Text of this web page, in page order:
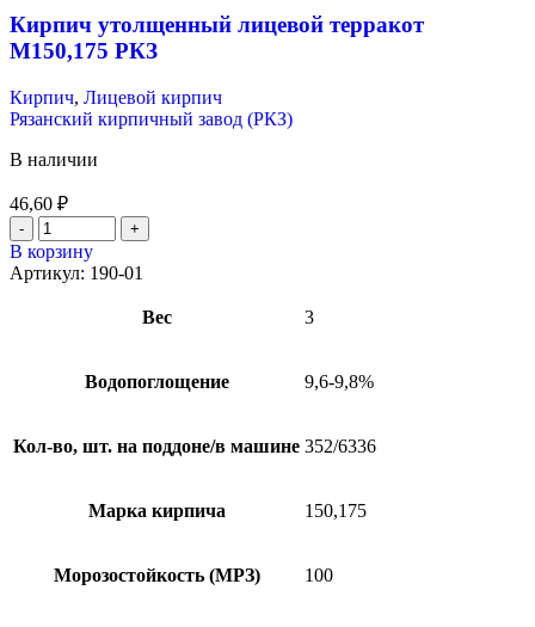
Кирпич утолщенный лицевой терракот
М150,175 РКЗ
Кирпич, Лицевой кирпич
Рязанский кирпичный завод (РКЗ)
В наличии
46,60 ₽
В корзину
Артикул: 190-01
Вес 3
Водопоглощение 9,6-9,8%
Кол-во, шт. на поддоне/в машине 352/6336
Марка кирпича 150,175
Морозостойкость (МРЗ) 100